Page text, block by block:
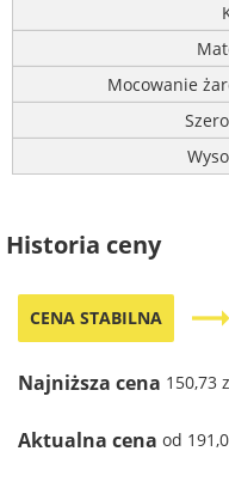
Mocowanie
Historia ceny
CENA STABILNA trending_flat
Najniższa cena 150,73
Aktualna cena od